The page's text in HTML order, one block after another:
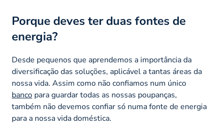
Porque deves ter duas fontes de
energia?
Desde pequenos que aprendemos a importância da
diversificação das soluções, aplicável a tantas áreas da
nossa vida. Assim como não confiamos num único
banco para guardar todas as nossas poupanças,
também não devemos confiar só numa fonte de energia
para a nossa vida doméstica.